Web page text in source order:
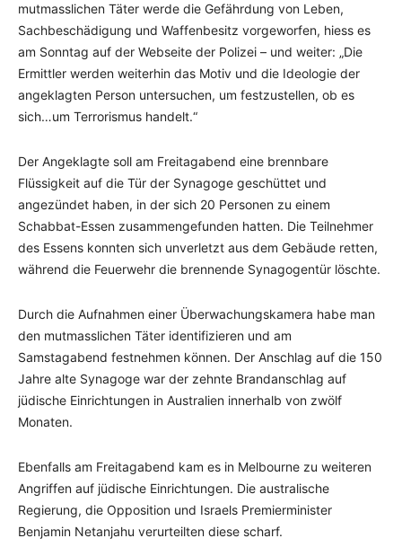
mutmasslichen Täter werde die Gefährdung von Leben,
Sachbeschädigung und Waffenbesitz vorgeworfen, hiess es
am Sonntag auf der Webseite der Polizei – und weiter: „Die
Ermittler werden weiterhin das Motiv und die Ideologie der
angeklagten Person untersuchen, um festzustellen, ob es
sich…um Terrorismus handelt.“
Der Angeklagte soll am Freitagabend eine brennbare
Flüssigkeit auf die Tür der Synagoge geschüttet und
angezündet haben, in der sich 20 Personen zu einem
Schabbat-Essen zusammengefunden hatten. Die Teilnehmer
des Essens konnten sich unverletzt aus dem Gebäude retten,
während die Feuerwehr die brennende Synagogentür löschte.
Durch die Aufnahmen einer Überwachungskamera habe man
den mutmasslichen Täter identifizieren und am
Samstagabend festnehmen können. Der Anschlag auf die 150
Jahre alte Synagoge war der zehnte Brandanschlag auf
jüdische Einrichtungen in Australien innerhalb von zwölf
Monaten.
Ebenfalls am Freitagabend kam es in Melbourne zu weiteren
Angriffen auf jüdische Einrichtungen. Die australische
Regierung, die Opposition und Israels Premierminister
Benjamin Netanjahu verurteilten diese scharf.